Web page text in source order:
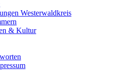
Westerwaldkreis
& Kultur